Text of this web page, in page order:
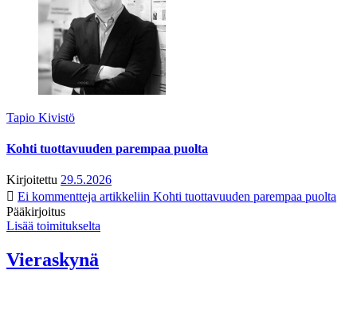
Tapio Kivistö
Kohti tuottavuuden parempaa puolta
Kirjoitettu 29.5.2026
Ei kommentteja artikkeliin Kohti tuottavuuden parempaa puolta
Pääkirjoitus
Lisää toimitukselta
Vieraskynä